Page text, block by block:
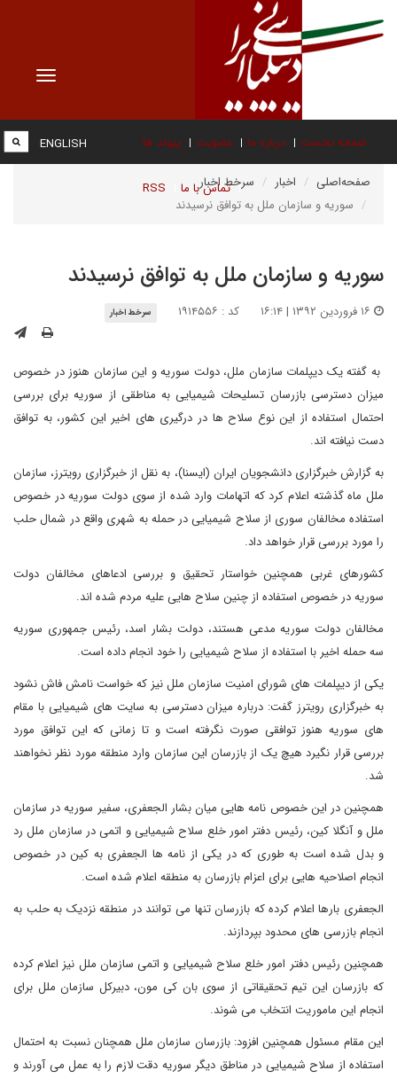
Toggle
صفحه نخست درباره ما عضویت پیوند ها
تماس با ما RSS
ENGLISH
صفحه‌اصلی اخبار
سرخط اخبار
سوریه و سازمان ملل به توافق نرسیدند
سوریه و سازمان ملل به توافق نرسیدند
کد : ۱۹۱۴۵۵۶ سرخط اخبار
به گفته یک دیپلمات سازمان ملل، دولت سوریه و این سازمان هنوز در خصوص
میزان دسترسی بازرسان تسلیحات شیمیایی به مناطقی از سوریه برای بررسی
احتمال استفاده از این نوع سلاح ها در درگیری های اخیر این کشور، به توافق
دست نیافته اند.
به گزارش خبرگزاری دانشجویان ایران (ایسنا)، به نقل از خبرگزاری رویترز، سازمان
ملل ماه گذشته اعلام کرد که اتهامات وارد شده از سوی دولت سوریه در خصوص
استفاده مخالفان سوری از سلاح شیمیایی در حمله به شهری واقع در شمال حلب
را مورد بررسی قرار خواهد داد.
کشورهای غربی همچنین خواستار تحقیق و بررسی ادعاهای مخالفان دولت
سوریه در خصوص استفاده از چنین سلاح هایی علیه مردم شده اند.
مخالفان دولت سوریه مدعی هستند، دولت بشار اسد، رئیس جمهوری سوریه
سه حمله اخیر با استفاده از سلاح شیمیایی را خود انجام داده است.
یکی از دیپلمات های شورای امنیت سازمان ملل نیز که خواست نامش فاش نشود
به خبرگزاری رویترز گفت: درباره میزان دسترسی به سایت های شیمیایی با مقام
های سوریه هنوز توافقی صورت نگرفته است و تا زمانی که این توافق مورد
بررسی قرار نگیرد هیچ یک از بازرسان این سازمان وارد منطقه مورد نظر نخواهند
شد.
همچنین در این خصوص نامه هایی میان بشار الجعفری، سفیر سوریه در سازمان
ملل و آنگلا کین، رئیس دفتر امور خلع سلاح شیمیایی و اتمی در سازمان ملل رد
و بدل شده است به طوری که در یکی از نامه ها الجعفری به کین در خصوص
انجام اصلاحیه هایی برای اعزام بازرسان به منطقه اعلام شده است.
الجعفری بارها اعلام کرده که بازرسان تنها می توانند در منطقه نزدیک به حلب به
انجام بازرسی های محدود بپردازند.
همچنین رئیس دفتر امور خلع سلاح شیمیایی و اتمی سازمان ملل نیز اعلام کرده
که بازرسان این تیم تحقیقاتی از سوی بان کی مون، دبیرکل سازمان ملل برای
انجام این ماموریت انتخاب می شوند.
این مقام مسئول همچنین افزود: بازرسان سازمان ملل همچنان نسبت به احتمال
استفاده از سلاح شیمیایی در مناطق دیگر سوریه دقت لازم را به عمل می آورند و